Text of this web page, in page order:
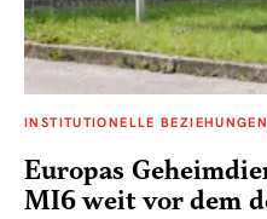
INSTITUTIONELLE BEZIEHUNGEN
Europas
MI6 weit vor dem